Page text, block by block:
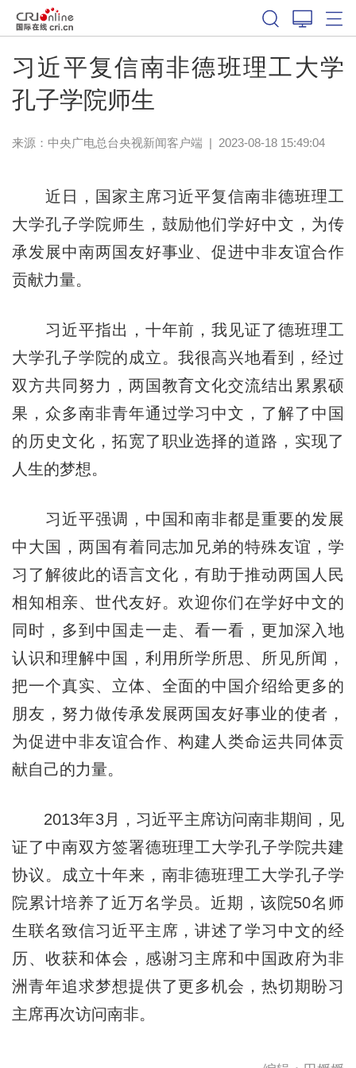
习近平复信南非德班理工大学
孔子学院师生
来源： 中央广电总台央视新闻客户端 | 2023-08-18 15:49:04
近日，国家主席习近平复信南非德班理工
大学孔子学院师生，鼓励他们学好中文，为传
承发展中南两国友好事业、促进中非友谊合作
贡献力量。
习近平指出，十年前，我见证了德班理工
大学孔子学院的成立。我很高兴地看到，经过
双方共同努力，两国教育文化交流结出累累硕
果，众多南非青年通过学习中文，了解了中国
的历史文化，拓宽了职业选择的道路，实现了
人生的梦想。
习近平强调，中国和南非都是重要的发展
中大国，两国有着同志加兄弟的特殊友谊，学
习了解彼此的语言文化，有助于推动两国人民
相知相亲、世代友好。欢迎你们在学好中文的
同时，多到中国走一走、看一看，更加深入地
认识和理解中国，利用所学所思、所见所闻，
把一个真实、立体、全面的中国介绍给更多的
朋友，努力做传承发展两国友好事业的使者，
为促进中非友谊合作、构建人类命运共同体贡
献自己的力量。
2013年3月，习近平主席访问南非期间，见
证了中南双方签署德班理工大学孔子学院共建
协议。成立十年来，南非德班理工大学孔子学
院累计培养了近万名学员。近期，该院50名师
生联名致信习近平主席，讲述了学习中文的经
历、收获和体会，感谢习主席和中国政府为非
洲青年追求梦想提供了更多机会，热切期盼习
主席再次访问南非。